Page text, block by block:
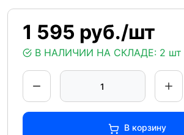
1 595 руб./шт
В НАЛИЧИИ НА СКЛАДЕ: 2 шт
В корзину